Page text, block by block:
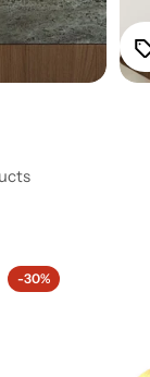
S14d LED
-30%